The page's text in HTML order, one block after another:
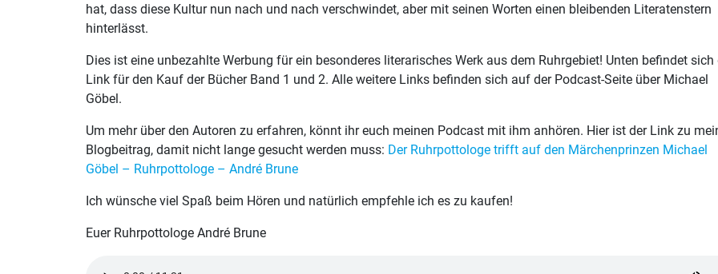
hat, dass diese Kultur nun nach und nach verschwindet, aber mit seinen Worten einen bleibenden Literatenstern
hinterlässt.
Dies ist eine unbezahlte Werbung für ein besonderes literarisches Werk aus dem Ruhrgebiet! Unten befindet sich
Link für den Kauf der Bücher Band 1 und 2. Alle weitere Links befinden sich auf der Podcast-Seite über Michael
Göbel.
Um mehr über den Autoren zu erfahren, könnt ihr euch meinen Podcast mit ihm anhören. Hier ist der Link zu
Blogbeitrag, damit nicht lange gesucht werden muss: Der Ruhrpottologe trifft auf den Märchenprinzen Michael
Göbel – Ruhrpottologe – André Brune
Ich wünsche viel Spaß beim Hören und natürlich empfehle ich es zu kaufen!
Euer Ruhrpottologe André Brune